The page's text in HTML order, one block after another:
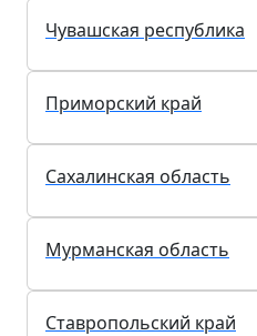
Чувашская республика
Приморский край
Сахалинская область
Мурманская область
Ставропольский край